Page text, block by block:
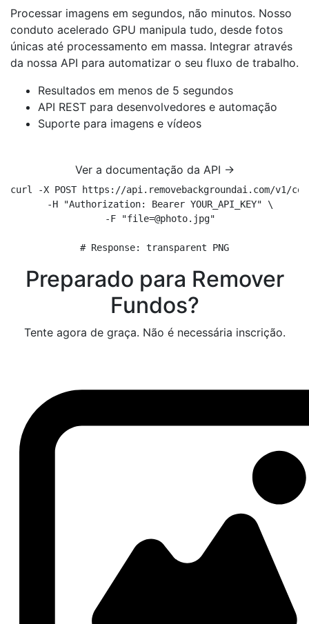
Processar imagens em segundos, não minutos. Nosso
conduto acelerado GPU manipula tudo, desde fotos
únicas até processamento em massa. Integrar através
da nossa API para automatizar o seu fluxo de trabalho.
Resultados em menos de 5 segundos
API REST para desenvolvedores e automação
Suporte para imagens e vídeos
Ver a documentação da API →
curl -X POST https://api.removebackgroundai.com/v1/
  -H "Authorization: Bearer YOUR_API_KEY" \
  -F "file=@photo.jpg"
# Response: transparent PNG
Preparado para Remover
Fundos?
Tente agora de graça. Não é necessária inscrição.